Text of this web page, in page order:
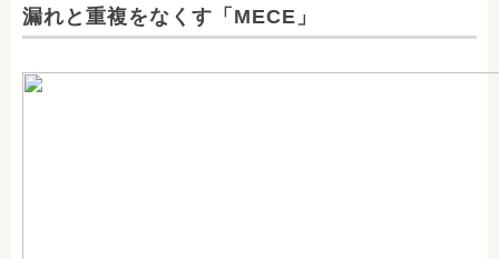
漏れと重複をなくす「MECE」